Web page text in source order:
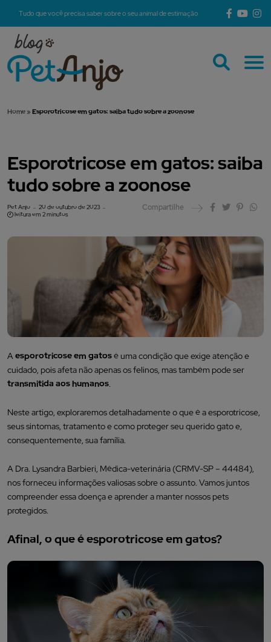
Tudo que você precisa saber sobre o seu animal de estimação
Home » Esporotricose em gatos: saiba tudo sobre a zoonose
Esporotricose em gatos: saiba
tudo sobre a zoonose
Pet Anjo
20 de outubro de 2023
leitura em 2 minutos
Compartilhe
Aesporotricose em gatosé uma condição que exige atenção e
cuidado, pois afeta não apenas os felinos, mas também pode ser
transmitida aos humanos.
Neste artigo, exploraremos detalhadamente o que é a esporotricose,
seus sintomas, tratamento e como proteger seu querido gato e,
consequentemente, sua família.
A Dra. Lysandra Barbieri, Médica-veterinária (CRMV-SP – 44484),
nos forneceu informações valiosas sobre o assunto. Vamos juntos
compreender essa doença e aprender a manter nossos pets
protegidos.
Afinal, o que é esporotricose em gatos?